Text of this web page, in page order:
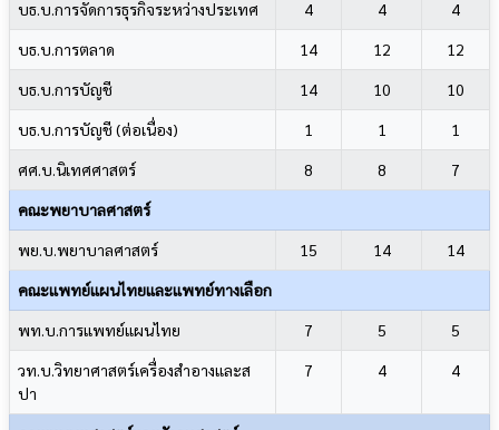
บธ.บ.การจัดการธุรกิจระหว่างประเทศ
4 4
4
บธ.บ.การตลาด
14 12
12
บธ.บ.การบัญชี
14 10
10
บธ.บ.การบัญชี (ต่อเนื่อง)
1 1
1
ศศ.บ.นิเทศศาสตร์
8 8
7
คณะพยาบาลศาสตร์
พย.บ.พยาบาลศาสตร์
15 14
14
คณะแพทย์แผนไทยและแพทย์ทางเลือก
พท.บ.การแพทย์แผนไทย
7 5
5
วท.บ.วิทยาศาสตร์เครื่องสำอางและส
ปา
7 4 4